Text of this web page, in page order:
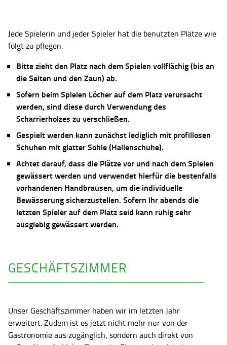
Jede Spielerin und jeder Spieler hat die benutzten Plätze wie
folgt zu pflegen:
Bitte zieht den Platz nach dem Spielen vollflächig (bis an
die Seiten und den Zaun) ab.
Sofern beim Spielen Löcher auf dem Platz verursacht
werden, sind diese durch Verwendung des
Scharrierholzes zu verschließen.
Gespielt werden kann zunächst lediglich mit profillosen
Schuhen mit glatter Sohle (Hallenschuhe).
Achtet darauf, dass die Plätze vor und nach dem Spielen
gewässert werden und verwendet hierfür die bestenfalls
vorhandenen Handbrausen, um die individuelle
Bewässerung sicherzustellen. Sofern Ihr abends die
letzten Spieler auf dem Platz seid kann ruhig sehr
ausgiebig gewässert werden.
GESCHÄFTSZIMMER
Unser Geschäftszimmer haben wir im letzten Jahr
erweitert. Zudem ist es jetzt nicht mehr nur von der
Gastronomie aus zugänglich, sondern auch direkt von